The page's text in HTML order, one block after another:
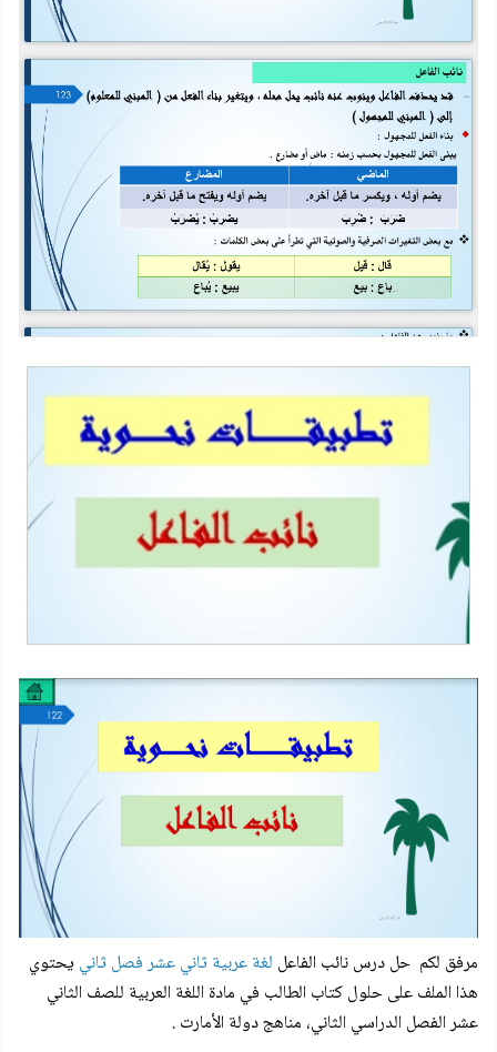
مرفق لكم حلدرس نائب الفاعل لغة عربية ثاني عشر فصل ثاني يحتوي
هذا الملف على حلول كتاب الطالب في مادة اللغة العربية للصف الثاني
عشر الفصل الدراسي الثاني، مناهج دولة الأمارت .